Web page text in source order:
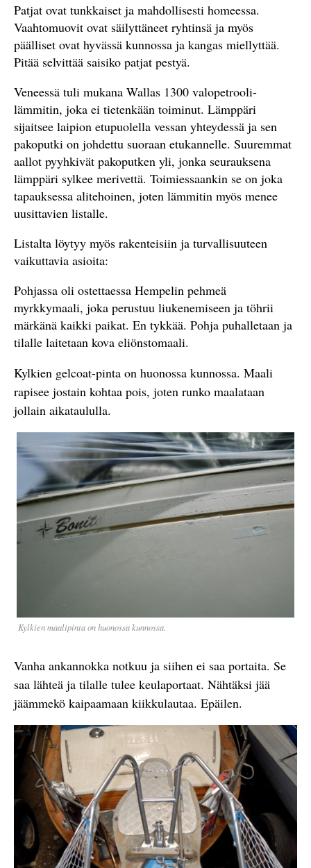
Patjat ovat tunkkaiset ja mahdollisesti homeessa.
Vaahtomuovit ovat säilyttäneet ryhtinsä ja myös
päälliset ovat hyvässä kunnossa ja kangas miellyttää.
Pitää selvittää saisiko patjat pestyä.
Veneessä tuli mukana Wallas 1300 valopetrooli-
lämmitin, joka ei tietenkään toiminut. Lämppäri
sijaitsee laipion etupuolella vessan yhteydessä ja sen
pakoputki on johdettu suoraan etukannelle. Suuremmat
aallot pyyhkivät pakoputken yli, jonka seurauksena
lämppäri sylkee merivettä. Toimiessaankin se on joka
tapauksessa alitehoinen, joten lämmitin myös menee
uusittavien listalle.
Listalta löytyy myös rakenteisiin ja turvallisuuteen
vaikuttavia asioita:
Pohjassa oli ostettaessa Hempelin pehmeä
myrkkymaali, joka perustuu liukenemiseen ja töhrii
märkänä kaikki paikat. En tykkää. Pohja puhalletaan ja
tilalle laitetaan kova eliönstomaali.
Kylkien gelcoat-pinta on huonossa kunnossa. Maali
rapisee jostain kohtaa pois, joten runko maalataan
jollain aikataululla.
Kylkien maalipinta on huonossa kunnossa.
Vanha ankannokka notkuu ja siihen ei saa portaita. Se
saa lähteä ja tilalle tulee keulaportaat. Nähtäksi jää
jäämmekö kaipaamaan kiikkulautaa. Epäilen.